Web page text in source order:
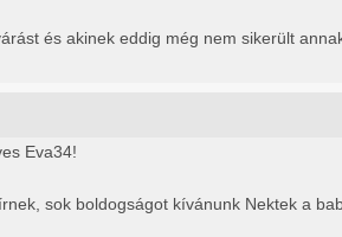
és akinek eddig még nem sikerült
Eva34!
sok boldogságot kívánunk Nektek a